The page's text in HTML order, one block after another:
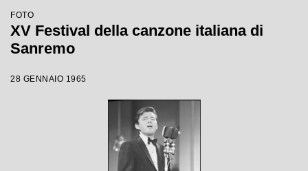
FOTO
XV Festival della canzone italiana di
Sanremo
28 GENNAIO 1965